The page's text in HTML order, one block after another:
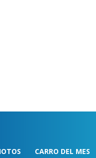
CARRO DEL MES